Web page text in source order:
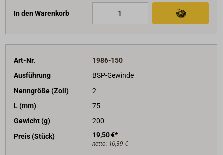
In den Warenkorb
Art-Nr.
1986-150
Ausführung
BSP-Gewinde
Nenngröße (Zoll)
2
L (mm)
75
Gewicht (g)
200
Preis (Stück)
19,50 €*
netto: 16,39 €